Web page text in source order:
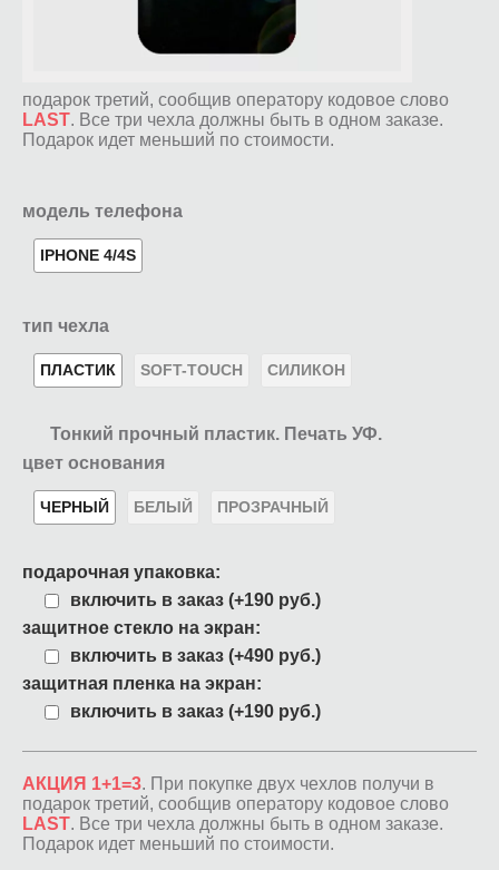
подарок третий, сообщив оператору кодовое слово
LAST. Все три чехла должны быть в одном заказе.
Подарок идет меньший по стоимости.
модель телефона
IPHONE 4/4S
тип чехла
ПЛАСТИК SOFT-TOUCH СИЛИКОН
Тонкий прочный пластик. Печать УФ.
цвет основания
ЧЕРНЫЙ БЕЛЫЙ ПРОЗРАЧНЫЙ
подарочная упаковка:
включить в заказ (+190 руб.)
защитное стекло на экран:
включить в заказ (+490 руб.)
защитная пленка на экран:
включить в заказ (+190 руб.)
АКЦИЯ 1+1=3. При покупке двух чехлов получи в
подарок третий, сообщив оператору кодовое слово
LAST. Все три чехла должны быть в одном заказе.
Подарок идет меньший по стоимости.